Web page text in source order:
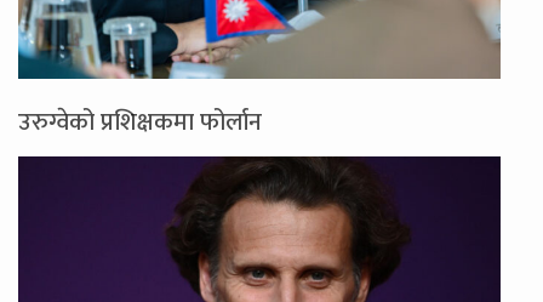
उरुग्वेको प्रशिक्षकमा फोर्लान